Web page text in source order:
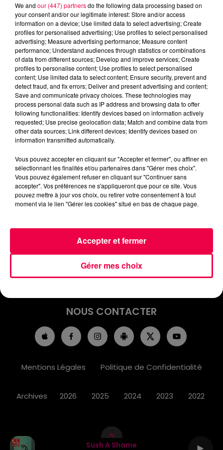
Sush A Shame
podcasts/2023/04/ASTRO-290423.mp3
INFOS
EMISSIONS
JEUX
PODCASTS
NOUS CONTACTER
Mentions Légales Politique de Confidentialité
Archives 2026 2025 2024 2023 2022
We and our (447) partnersdo the following data processing based on
your consent and/or our legitimate interest: Store and/or access
information on a device; Use limited data to select advertising; Create
profiles for personalised advertising; Use profiles to select personalised
advertising; Measure advertising performance; Measure content
performance; Understand audiences through statistics or combinations
of data from different sources; Develop and improve services; Create
profiles to personalise content; Use profiles to select personalised
content; Use limited data to select content; Ensure security, prevent and
detect fraud, and fix errors; Deliver and present advertising and content;
Save and communicate privacy choices. These technologies may
process personal data such as IP address and browsing data to offer
following functionalities: Identify devices based on information actively
requested; Use precise geolocation data; Match and combine data from
other data sources; Link different devices; Identify devices based on
information transmitted automatically.
Vous pouvez accepter en cliquant sur "Accepter et fermer", ou affiner en
sélectionnant les finalités et/ou partenaires dans "Gérer mes choix".
Vous pouvez également refuser en cliquant sur "Continuer sans
accepter". Vos préférences ne s'appliqueront que pour ce site. Vous
pouvez mettre à jour vos choix, ou retirer votre consentement à tout
moment via le lien "Gérer les cookies" situé en bas de chaque page.
Gérer mes choix
Accepter et fermer